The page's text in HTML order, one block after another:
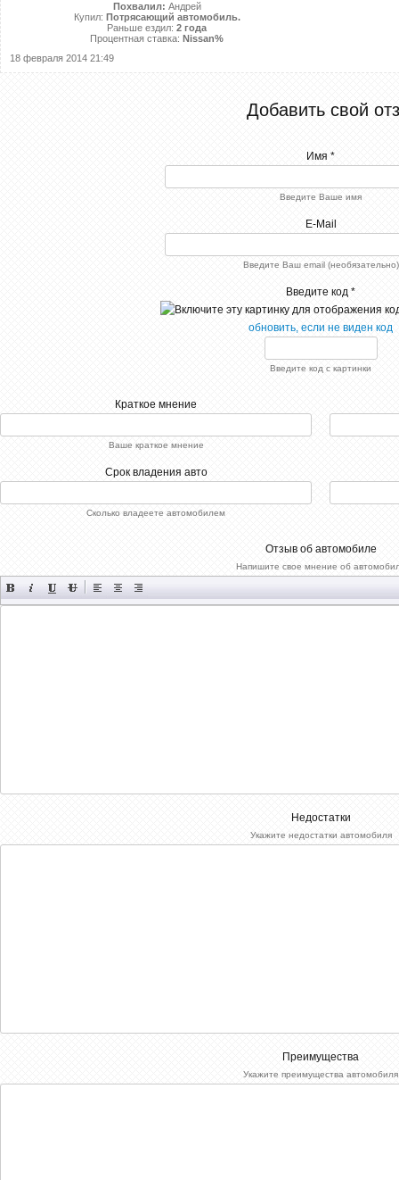
Похвалил: Андрей
Купил: Потрясающий автомобиль.
Раньше ездил: 2 года
Процентная ставка: Nissan%
18 февраля 2014 21:49
Добавить свой
Имя *
Введите Ваше имя
E-Mail
Введите Ваш email (необязательно)
Введите код *
обновить, если не виден код
Введите код с картинки
Краткое мнение
Ваше краткое мнение
Срок владения авто
Сколько владеете автомобилем
Отзыв об автомобиле
Напишите свое мнение об
Недостатки
Укажите недостатки автомобиля
Преимущества
Укажите преимущества автомобиля